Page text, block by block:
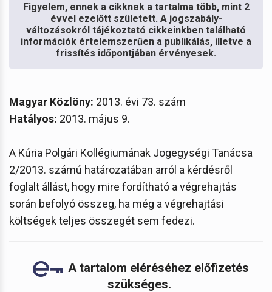
Figyelem, ennek a cikknek a tartalma több, mint 2
évvel ezelőtt született. A jogszabály-
változásokról tájékoztató cikkeinkben található
információk értelemszerűen a publikálás, illetve a
frissítés időpontjában érvényesek.
Magyar Közlöny: 2013. évi 73. szám
Hatályos: 2013. május 9.
A Kúria Polgári Kollégiumának Jogegységi Tanácsa
2/2013. számú határozatában arról a kérdésről
foglalt állást, hogy mire fordítható a végrehajtás
során befolyó összeg, ha még a végrehajtási
költségek teljes összegét sem fedezi.
A tartalom eléréséhez előfizetés
szükséges.